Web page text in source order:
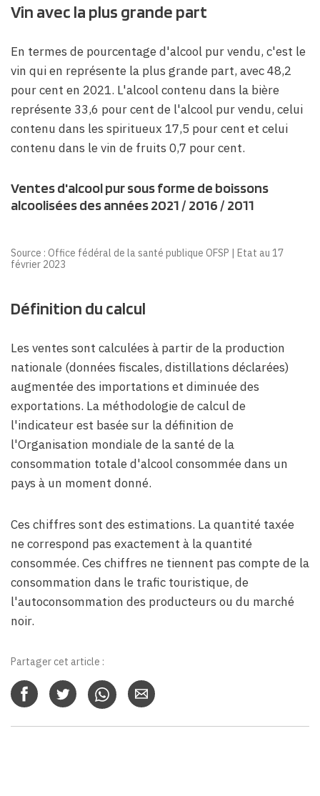
Vin avec la plus grande part
En termes de pourcentage d'alcool pur vendu, c'est le
vin qui en représente la plus grande part, avec 48,2
pour cent en 2021. L'alcool contenu dans la bière
représente 33,6 pour cent de l'alcool pur vendu, celui
contenu dans les spiritueux 17,5 pour cent et celui
contenu dans le vin de fruits 0,7 pour cent.
Ventes d'alcool pur sous forme de boissons
alcoolisées des années 2021 / 2016 / 2011
Source : Office fédéral de la santé publique OFSP | Etat au 17
février 2023
Définition du calcul
Les ventes sont calculées à partir de la production
nationale (données fiscales, distillations déclarées)
augmentée des importations et diminuée des
exportations. La méthodologie de calcul de
l'indicateur est basée sur la définition de
l'Organisation mondiale de la santé de la
consommation totale d'alcool consommée dans un
pays à un moment donné.
Ces chiffres sont des estimations. La quantité taxée
ne correspond pas exactement à la quantité
consommée. Ces chiffres ne tiennent pas compte de la
consommation dans le trafic touristique, de
l'autoconsommation des producteurs ou du marché
noir.
Partager cet article :